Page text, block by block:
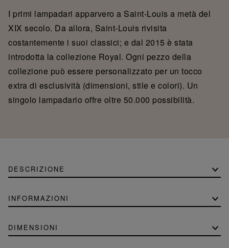
I primi lampadari apparvero a Saint-Louis a metà del
XIX secolo. Da allora, Saint-Louis rivisita
costantemente i suoi classici; e dal 2015 è stata
introdotta la collezione Royal. Ogni pezzo della
collezione può essere personalizzato per un tocco
extra di esclusività (dimensioni, stile e colori). Un
singolo lampadario offre oltre 50.000 possibilità.
DESCRIZIONE
INFORMAZIONI
DIMENSIONI